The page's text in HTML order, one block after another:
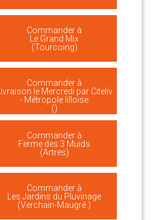
Commander à
Le Grand Mix
(Tourcoing)
Commander à
Livraison le Mercredi par Citeliv
- Métropole lilloise
()
Commander à
Ferme des 3 Muids
(Artres)
Commander à
Les Jardins du Pluvinage
(Verchain-Maugré )